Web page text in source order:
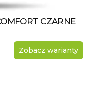
CZARNE
Zobacz warianty